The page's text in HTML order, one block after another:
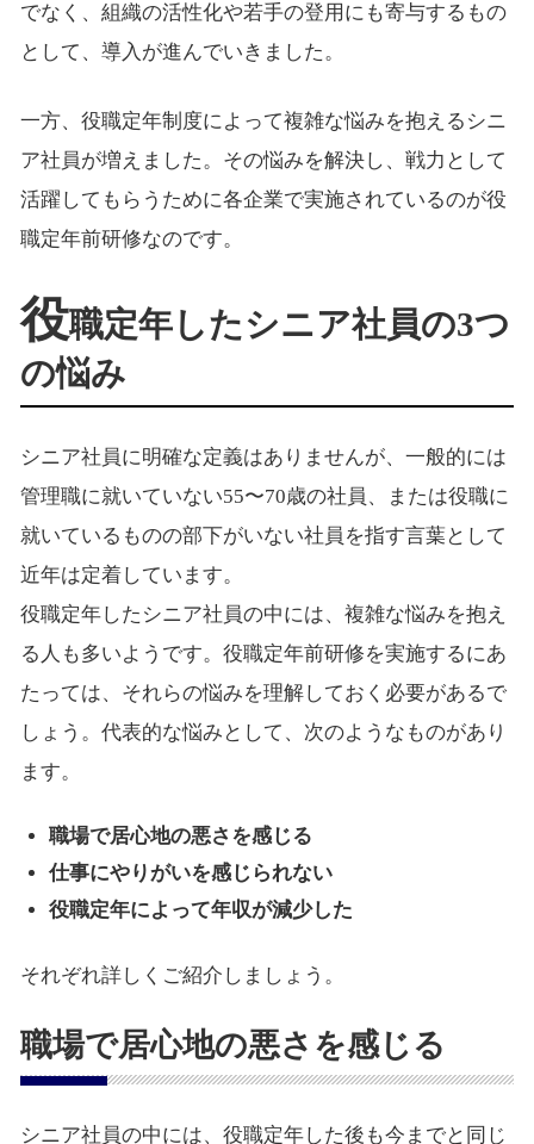
でなく、組織の活性化や若手の登用にも寄与するもの
として、導入が進んでいきました。
一方、役職定年制度によって複雑な悩みを抱えるシニ
ア社員が増えました。その悩みを解決し、戦力として
活躍してもらうために各企業で実施されているのが役
職定年前研修なのです。
役職定年したシニア社員の3つ
の悩み
シニア社員に明確な定義はありませんが、一般的には
管理職に就いていない55〜70歳の社員、または役職に
就いているものの部下がいない社員を指す言葉として
近年は定着しています。
役職定年したシニア社員の中には、複雑な悩みを抱え
る人も多いようです。役職定年前研修を実施するにあ
たっては、それらの悩みを理解しておく必要があるで
しょう。代表的な悩みとして、次のようなものがあり
ます。
職場で居心地の悪さを感じる
仕事にやりがいを感じられない
役職定年によって年収が減少した
それぞれ詳しくご紹介しましょう。
職場で居心地の悪さを感じる
シニア社員の中には、役職定年した後も今までと同じ